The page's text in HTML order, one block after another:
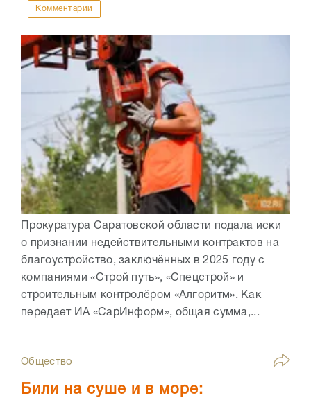
Комментарии
Прокуратура Саратовской области подала иски
о признании недействительными контрактов на
благоустройство, заключённых в 2025 году с
компаниями «Строй путь», «Спецстрой» и
строительным контролёром «Алгоритм». Как
передает ИА «СарИнформ», общая сумма,...
Общество
Били на суше и в море: